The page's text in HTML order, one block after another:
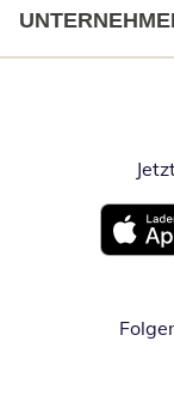
Öffnet